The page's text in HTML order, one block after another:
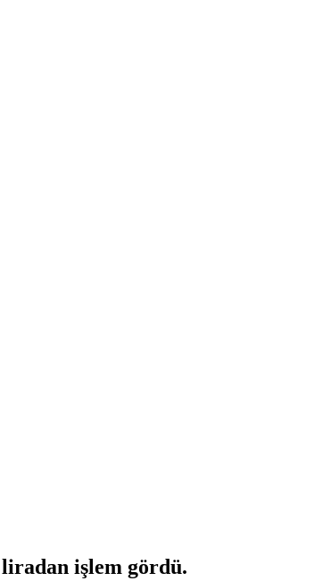
liradan işlem gördü.